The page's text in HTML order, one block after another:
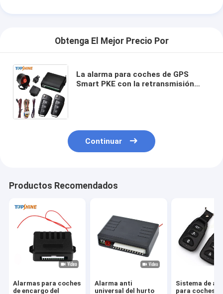
Obtenga El Mejor Precio Por
La alarma para coches de GPS
Smart PKE con la retransmisión
Continuar
Productos Recomendados
Alarmas para coches
de encargo del
Alarma anti
universal del hurto
Sistema de
para coches